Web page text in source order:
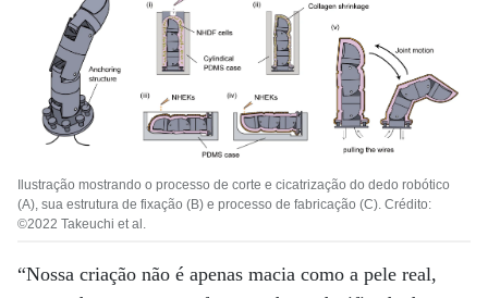
Ilustração mostrando o processo de corte e cicatrização do dedo robótico
(A), sua estrutura de fixação (B) e processo de fabricação (C). Crédito:
©2022 Takeuchi et al.
“Nossa criação não é apenas macia como a pele real,